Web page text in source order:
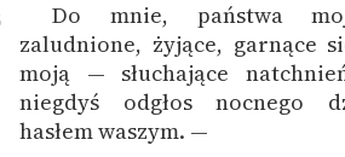
Do mnie, państwa
zaludnione, żyjące, garnące
moją — słuchające
niegdyś odgłos nocnego
hasłem waszym. —